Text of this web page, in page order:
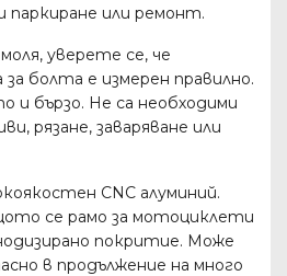
или ремонт.
уверете се, че
болта е измерен правилно.
и бързо. Не са необходими
рязане, заваряване или
CNC алуминий.
се рамо за мотоциклети
покритие. Може
в продължение на много